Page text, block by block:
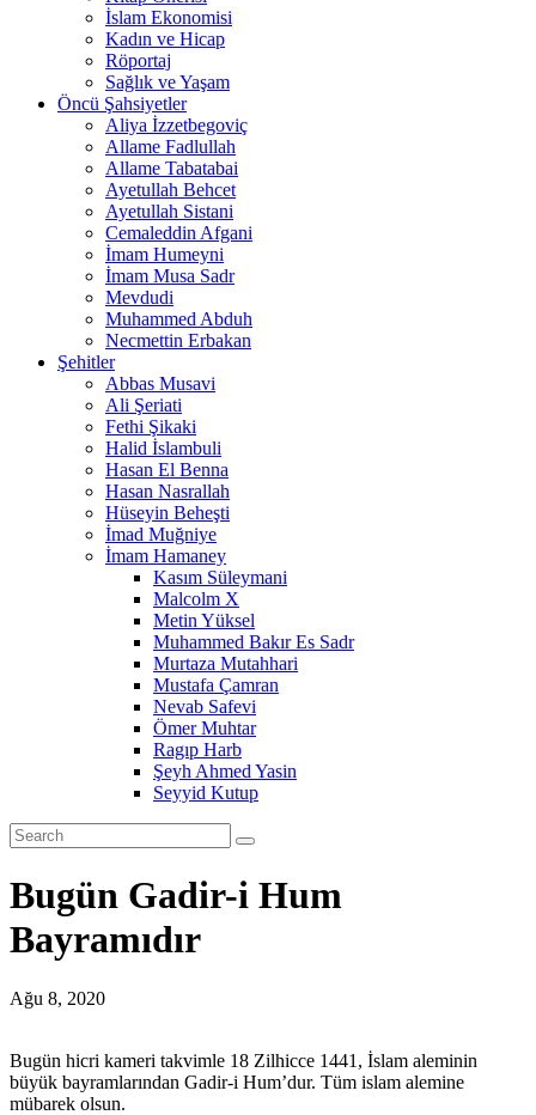
İslam Ekonomisi
Kadın ve Hicap
Röportaj
Sağlık ve Yaşam
Öncü Şahsiyetler
Aliya İzzetbegoviç
Allame Fadlullah
Allame Tabatabai
Ayetullah Behcet
Ayetullah Sistani
Cemaleddin Afgani
İmam Humeyni
İmam Musa Sadr
Mevdudi
Muhammed Abduh
Necmettin Erbakan
Şehitler
Abbas Musavi
Ali Şeriati
Fethi Şikaki
Halid İslambuli
Hasan El Benna
Hasan Nasrallah
Hüseyin Beheşti
İmad Muğniye
İmam Hamaney
Kasım Süleymani
Malcolm X
Metin Yüksel
Muhammed Bakır Es Sadr
Murtaza Mutahhari
Mustafa Çamran
Nevab Safevi
Ömer Muhtar
Ragıp Harb
Şeyh Ahmed Yasin
Seyyid Kutup
Bugün Gadir-i Hum
Bayramıdır
Ağu 8, 2020
Bugün hicri kameri takvimle 18 Zilhicce 1441, İslam aleminin
büyük bayramlarından Gadir-i Hum’dur. Tüm islam alemine
mübarek olsun.